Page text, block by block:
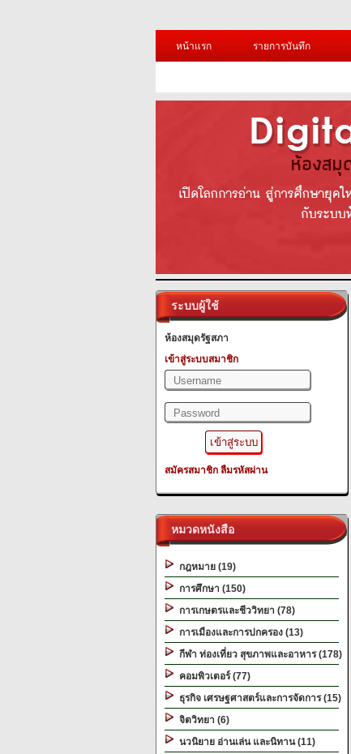
หน้าแรก
รายการบันทึก
ระบบผู้ใช้
ห้องสมุดรัฐสภา
เข้าสู่ระบบสมาชิก
สมัครสมาชิก ลืมรหัสผ่าน
หมวดหนังสือ
กฎหมาย (19)
การศึกษา (150)
การเกษตรและชีววิทยา (78)
การเมืองและการปกครอง (13)
กีฬา ท่องเที่ยว สุขภาพและอาหาร (178)
คอมพิวเตอร์ (77)
ธุรกิจ เศรษฐศาสตร์และการจัดการ (15)
จิตวิทยา (6)
นวนิยาย อ่านเล่น และนิทาน (11)